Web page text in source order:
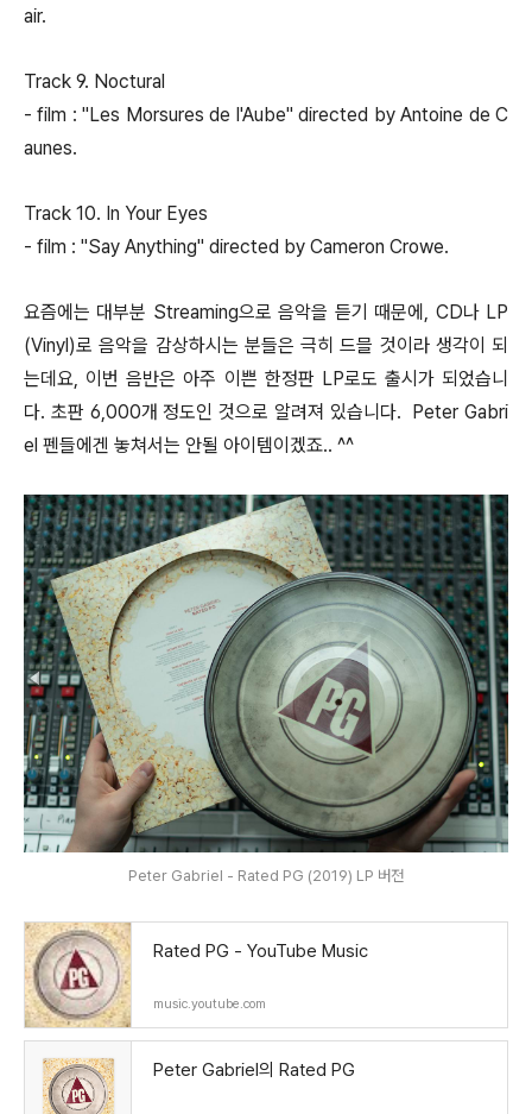
air.
Track 9. Noctural
- film : "Les Morsures de l'Aube" directed by Antoine de C
aunes.
Track 10. In Your Eyes
- film : "Say Anything" directed by Cameron Crowe.
요즘에는 대부분 Streaming으로 음악을 듣기 때문에, CD나 LP
(Vinyl)로 음악을 감상하시는 분들은 극히 드믈 것이라 생각이 되
는데요, 이번 음반은 아주 이쁜 한정판 LP로도 출시가 되었습니
다. 초판 6,000개 정도인 것으로 알려져 있습니다. Peter Gabri
el 펜들에겐 놓쳐서는 안될 아이템이겠죠.. ^^
Peter Gabriel - Rated PG (2019) LP 버전
Rated PG - YouTube Music
music.youtube.com
‎Peter Gabriel의 Rated PG